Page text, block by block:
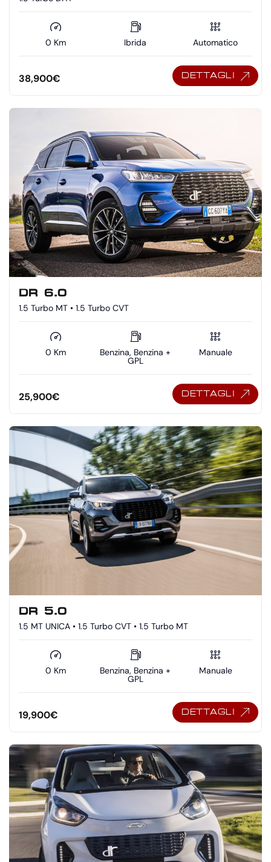
0 Km Ibrida Automatico
38,900€ DETTAGLI
DR 6.0
1.5 Turbo MT • 1.5 Turbo CVT
0 Km Benzina, Benzina +
GPL
Manuale
25,900€ DETTAGLI
DR 5.0
1.5 MT UNICA • 1.5 Turbo CVT • 1.5 Turbo MT
0 Km Benzina, Benzina +
GPL
Manuale
19,900€ DETTAGLI